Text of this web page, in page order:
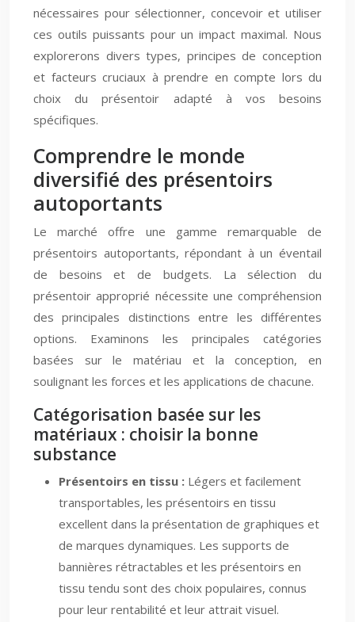
nécessaires pour sélectionner, concevoir et utiliser
ces outils puissants pour un impact maximal. Nous
explorerons divers types, principes de conception
et facteurs cruciaux à prendre en compte lors du
choix du présentoir adapté à vos besoins
spécifiques.
Comprendre le monde
diversifié des présentoirs
autoportants
Le marché offre une gamme remarquable de
présentoirs autoportants, répondant à un éventail
de besoins et de budgets. La sélection du
présentoir approprié nécessite une compréhension
des principales distinctions entre les différentes
options. Examinons les principales catégories
basées sur le matériau et la conception, en
soulignant les forces et les applications de chacune.
Catégorisation basée sur les
matériaux : choisir la bonne
substance
Présentoirs en tissu : Légers et facilement
transportables, les présentoirs en tissu
excellent dans la présentation de graphiques et
de marques dynamiques. Les supports de
bannières rétractables et les présentoirs en
tissu tendu sont des choix populaires, connus
pour leur rentabilité et leur attrait visuel.